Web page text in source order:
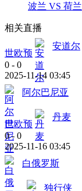
波兰 VS 荷兰
相关直播
世欧预
安道尔
0 - 0
2025-11-14 03:45
阿尔巴尼亚
世欧预
丹麦
0 - 0
2025-11-16 03:45
白俄罗斯
独行侠